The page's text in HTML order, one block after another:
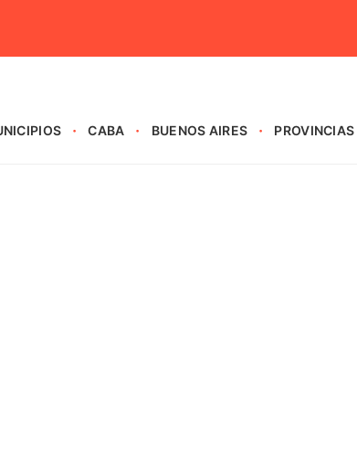
CABA BUENOS AIRES PROVINCIAS